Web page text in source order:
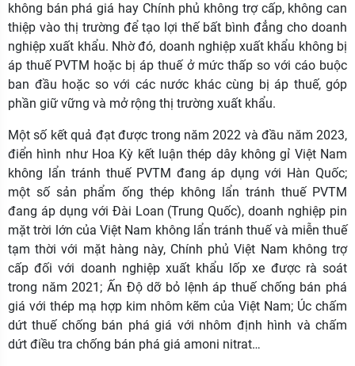
không bán phá giá hay Chính phủ không trợ cấp, không can
thiệp vào thị trường để tạo lợi thế bất bình đẳng cho doanh
nghiệp xuất khẩu. Nhờ đó, doanh nghiệp xuất khẩu không bị
áp thuế PVTM hoặc bị áp thuế ở mức thấp so với cáo buộc
ban đầu hoặc so với các nước khác cùng bị áp thuế, góp
phần giữ vững và mở rộng thị trường xuất khẩu.
Một số kết quả đạt được trong năm 2022 và đầu năm 2023,
điển hình như Hoa Kỳ kết luận thép dây không gỉ Việt Nam
không lẩn tránh thuế PVTM đang áp dụng với Hàn Quốc;
một số sản phẩm ống thép không lẩn tránh thuế PVTM
đang áp dụng với Đài Loan (Trung Quốc), doanh nghiệp pin
mặt trời lớn của Việt Nam không lẩn tránh thuế và miễn thuế
tạm thời với mặt hàng này, Chính phủ Việt Nam không trợ
cấp đối với doanh nghiệp xuất khẩu lốp xe được rà soát
trong năm 2021; Ấn Độ dỡ bỏ lệnh áp thuế chống bán phá
giá với thép mạ hợp kim nhôm kẽm của Việt Nam; Úc chấm
dứt thuế chống bán phá giá với nhôm định hình và chấm
dứt điều tra chống bán phá giá amoni nitrat…